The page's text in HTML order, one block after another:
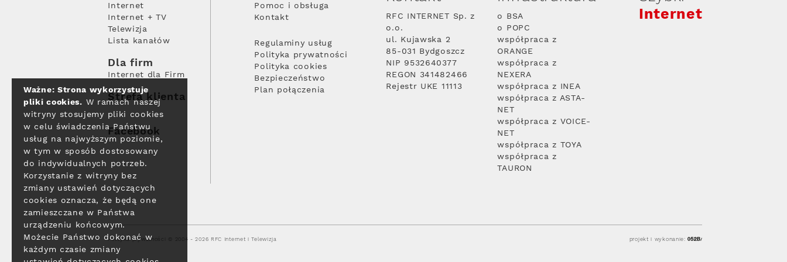
Internet
Internet + TV
Telewizja
Lista kanałów
Dla firm
Internet dla Firm
Strefa klienta
Facebook
Pomoc i obsługa
Kontakt
Regulaminy usług
Polityka prywatności
Polityka cookies
Bezpieczeństwo
Plan połączenia
RFC INTERNET Sp. z
o.o.
ul. Kujawska 2
85-031 Bydgoszcz
NIP 9532640377
REGON 341482466
Rejestr UKE 11113
o BSA
o POPC
współpraca z
ORANGE
współpraca z
NEXERA
współpraca z INEA
współpraca z ASTA-
NET
współpraca z VOICE-
NET
współpraca z TOYA
współpraca z
TAURON
Internet
Polityka prywatności © 2004 - 2026 RFC Internet i Telewizja projekt i wykonanie:
Ważne: Strona wykorzystuje
pliki cookies. W ramach naszej
witryny stosujemy pliki cookies
w celu świadczenia Państwu
usług na najwyższym poziomie,
w tym w sposób dostosowany
do indywidualnych potrzeb.
Korzystanie z witryny bez
zmiany ustawień dotyczących
cookies oznacza, że będą one
zamieszczane w Państwa
urządzeniu końcowym.
Możecie Państwo dokonać w
każdym czasie zmiany